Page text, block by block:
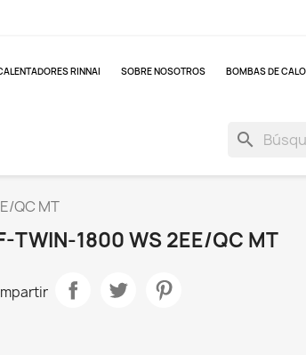
RINNAI SOBRE NOSOTROS BOMBAS DE
search
QC MT
TWIN-1800 WS 2EE/QC MT